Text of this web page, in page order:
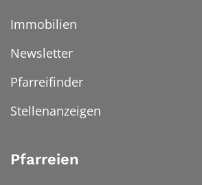
Immobilien
Newsletter
Pfarreifinder
Stellenanzeigen
Pfarreien